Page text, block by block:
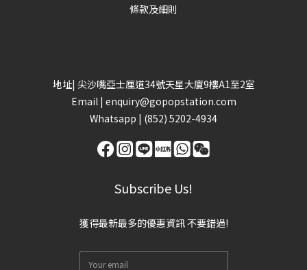
條款及細則
地址| 尖沙嘴亞士厘道34號天星大廈9樓A1至2室
Email | enquiry@gopopstation.com
Whatsapp | (852) 5202-4934
Subscribe Us!
獲得最新最多的優惠資訊 不要錯過!